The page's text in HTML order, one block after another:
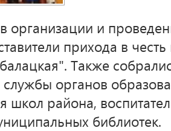
организации и
прихода в
Также
органов
школ района,
библиотек.